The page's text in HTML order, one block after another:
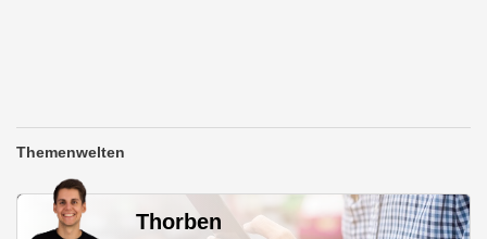
Themenwelten
Thorben